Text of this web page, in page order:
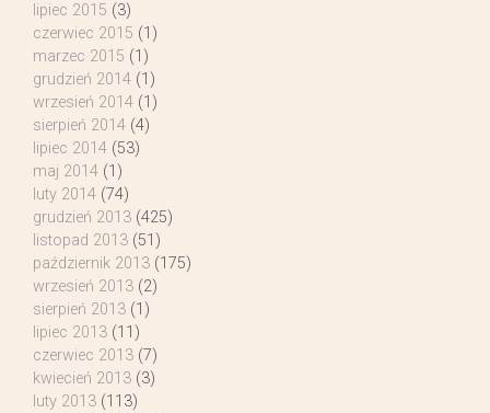
lipiec 2015 (3)
czerwiec 2015 (1)
marzec 2015 (1)
grudzień 2014 (1)
wrzesień 2014 (1)
sierpień 2014 (4)
lipiec 2014 (53)
maj 2014 (1)
luty 2014 (74)
grudzień 2013 (425)
listopad 2013 (51)
październik 2013 (175)
wrzesień 2013 (2)
sierpień 2013 (1)
lipiec 2013 (11)
czerwiec 2013 (7)
kwiecień 2013 (3)
luty 2013 (113)